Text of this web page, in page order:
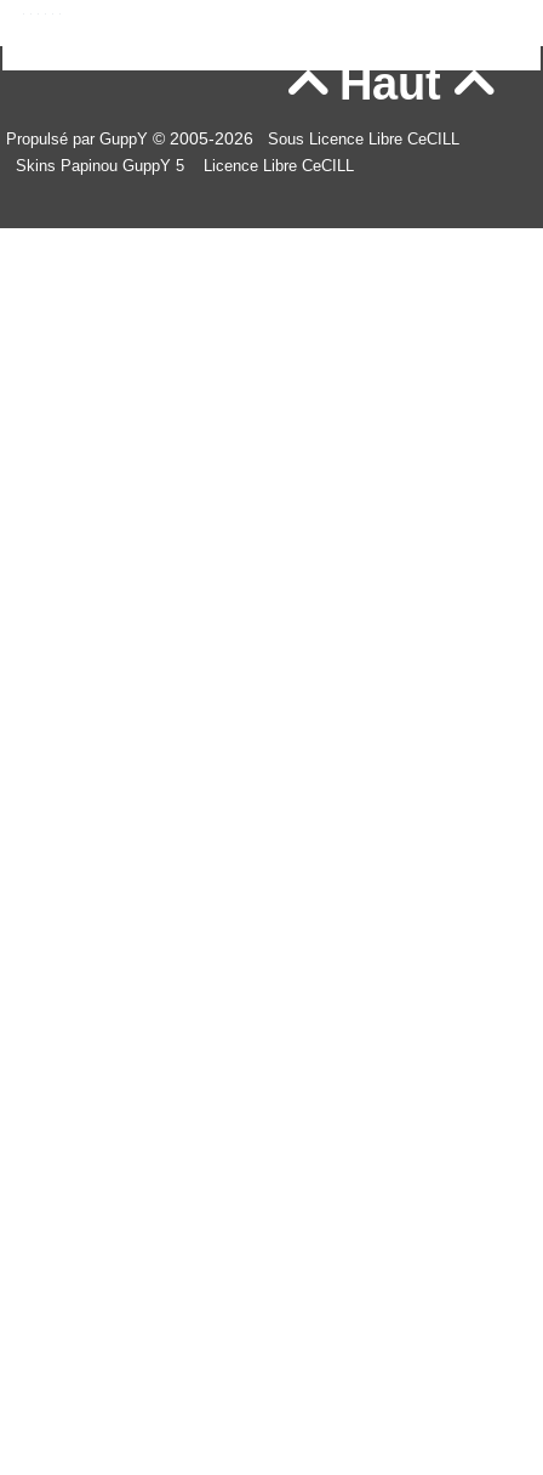
Haut
Propulsé par GuppY © 2005-2026
Sous Licence Libre CeCILL
Skins Papinou GuppY 5
Licence Libre CeCILL